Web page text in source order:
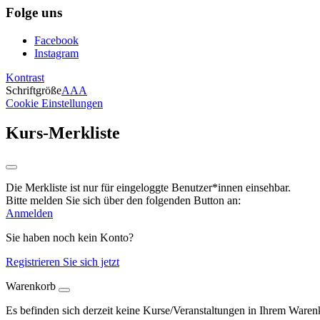
Folge uns
Facebook
Instagram
Kontrast
SchriftgrößeAAA
Cookie Einstellungen
Kurs-Merkliste
Die Merkliste ist nur für eingeloggte Benutzer*innen einsehbar.
Bitte melden Sie sich über den folgenden Button an:
Anmelden
Sie haben noch kein Konto?
Registrieren Sie sich jetzt
Warenkorb
Es befinden sich derzeit keine Kurse/Veranstaltungen in Ihrem